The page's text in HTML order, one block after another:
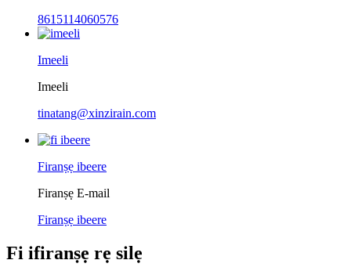
8615114060576
Imeeli
Imeeli
tinatang@xinzirain.com
Firanṣẹ ibeere
Firanṣẹ E-mail
Firanṣẹ ibeere
Fi ifiranṣẹ rẹ silẹ